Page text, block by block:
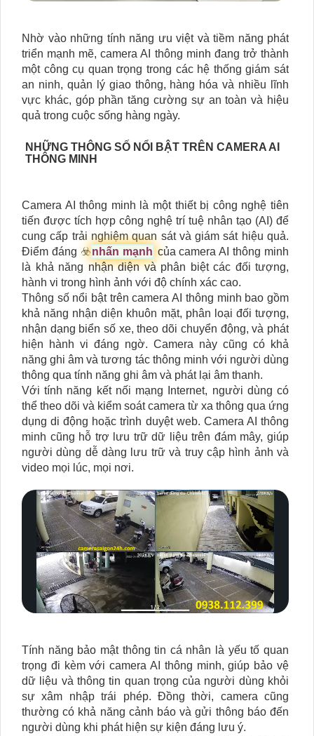
Nhờ vào những tính năng ưu việt và tiềm năng phát
triển mạnh mẽ, camera AI thông minh đang trở thành
một công cụ quan trọng trong các hệ thống giám sát
an ninh, quản lý giao thông, hàng hóa và nhiều lĩnh
vực khác, góp phần tăng cường sự an toàn và hiệu
quả trong cuộc sống hàng ngày.
NHỮNG THÔNG SỐ NỔI BẬT TRÊN CAMERA AI
THÔNG MINH
Camera AI thông minh là một thiết bị công nghệ tiên
tiến được tích hợp công nghệ trí tuệ nhân tạo (AI) để
cung cấp trải nghiệm quan sát và giám sát hiệu quả.
Điểm đáng ☣️nhấn mạnh của camera AI thông minh
là khả năng nhận diện và phân biệt các đối tượng,
hành vi trong hình ảnh với độ chính xác cao.
Thông số nổi bật trên camera AI thông minh bao gồm
khả năng nhận diện khuôn mặt, phân loại đối tượng,
nhận dạng biển số xe, theo dõi chuyển động, và phát
hiện hành vi đáng ngờ. Camera này cũng có khả
năng ghi âm và tương tác thông minh với người dùng
thông qua tính năng ghi âm và phát lại âm thanh.
Với tính năng kết nối mạng Internet, người dùng có
thể theo dõi và kiểm soát camera từ xa thông qua ứng
dụng di động hoặc trình duyệt web. Camera AI thông
minh cũng hỗ trợ lưu trữ dữ liệu trên đám mây, giúp
người dùng dễ dàng lưu trữ và truy cập hình ảnh và
video mọi lúc, mọi nơi.
Tính năng bảo mật thông tin cá nhân là yếu tố quan
trọng đi kèm với camera AI thông minh, giúp bảo vệ
dữ liệu và thông tin quan trọng của người dùng khỏi
sự xâm nhập trái phép. Đồng thời, camera cũng
thường có khả năng cảnh báo và gửi thông báo đến
người dùng khi phát hiện sự kiện đáng lưu ý.